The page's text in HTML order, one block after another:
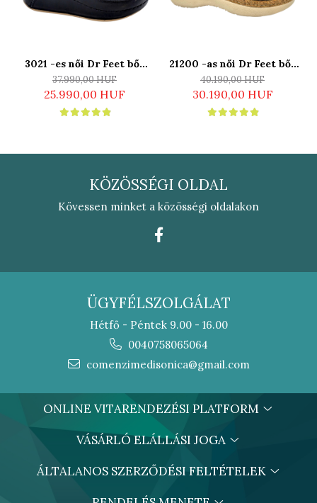
3021 -es női Dr Feet bőr
papucs - fekete
37.990,00 HUF
25.990,00 HUF
21200 -as női Dr Feet bőr
papucs - fekete
40.190,00 HUF
30.190,00 HUF
KÖZÖSSÉGI OLDAL
Kövessen minket a közösségi oldalakon
ÜGYFÉLSZOLGÁLAT
Hétfő - Péntek 9.00 - 16.00
0040758065064
comenzimedisonica@gmail.com
ONLINE VITARENDEZÉSI PLATFORM
VÁSÁRLÓ ELÁLLÁSI JOGA
ÁLTALANOS SZERZŐDÉSI FELTÉTELEK